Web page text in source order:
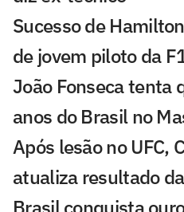
Sucesso de
de jovem piloto da
João Fonseca tenta
anos do Brasil no
Após lesão no UFC,
atualiza resultado